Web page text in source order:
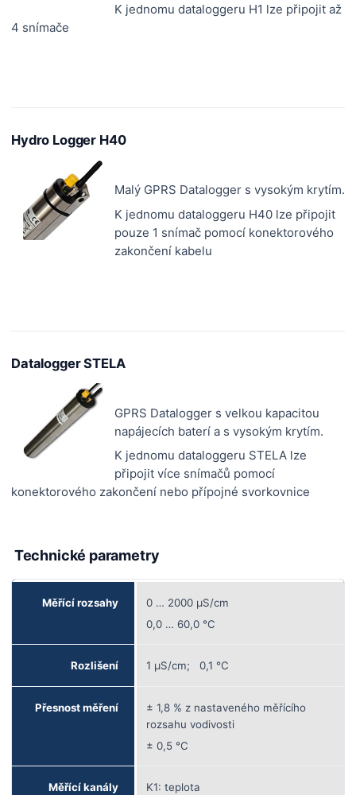
K jednomu dataloggeru H1 lze připojit až
4 snímače
Hydro Logger H40
Malý GPRS Datalogger s vysokým krytím.
K jednomu dataloggeru H40 lze připojit
pouze 1 snímač pomocí konektorového
zakončení kabelu
Datalogger STELA
GPRS Datalogger s velkou kapacitou
napájecích baterí a s vysokým krytím.
K jednomu dataloggeru STELA lze
připojit více snímačů pomocí
konektorového zakončení nebo přípojné svorkovnice
Technické parametry
Měřící rozsahy 0 … 2000 µS/cm
0,0 … 60,0 °C
Rozlišení 1 µS/cm; 0,1 °C
Přesnost měření
± 1,8 % z nastaveného měřícího
rozsahu vodivosti
± 0,5 °C
Měřící kanály
K1: teplota